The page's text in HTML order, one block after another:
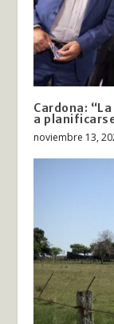
Cardona:
a
noviembre 13,